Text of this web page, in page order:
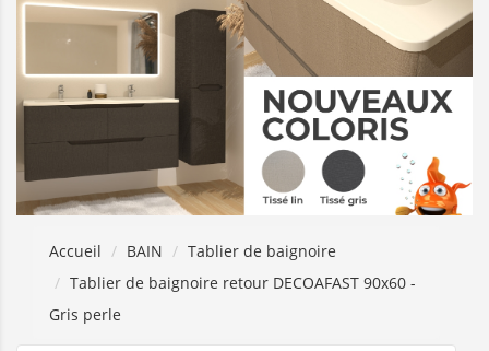
Accueil BAIN
Tablier de baignoire
Tablier de baignoire retour DECOAFAST 90x60 -
Gris perle